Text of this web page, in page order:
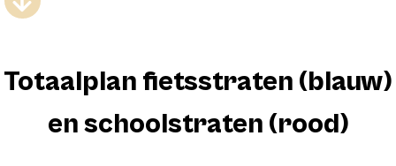
Totaalplan fietsstraten (blauw)
en schoolstraten (rood)